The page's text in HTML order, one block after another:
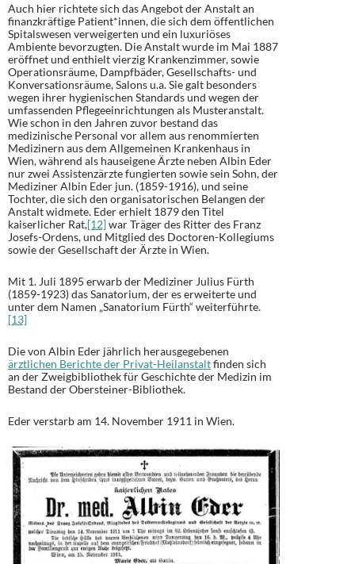
Auch hier richtete sich das Angebot der Anstalt an
finanzkräftige Patient*innen, die sich dem öffentlichen
Spitalswesen verweigerten und ein luxuriöses
Ambiente bevorzugten. Die Anstalt wurde im Mai 1887
eröffnet und enthielt vierzig Krankenzimmer, sowie
Operationsräume, Dampfbäder, Gesellschafts- und
Konversationsräume, Salons u.a. Sie galt besonders
wegen ihrer hygienischen Standards und wegen der
umfassenden Pflegeeinrichtungen als Musteranstalt.
Wie schon in den Jahren zuvor bestand das
medizinische Personal vor allem aus renommierten
Medizinern aus dem Allgemeinen Krankenhaus in
Wien, während als hauseigene Ärzte neben Albin Eder
nur zwei Assistenzärzte fungierten sowie sein Sohn, der
Mediziner Albin Eder jun. (1859-1916), und seine
Tochter, die sich den organisatorischen Belangen der
Anstalt widmete. Eder erhielt 1879 den Titel
kaiserlicher Rat,[12]war Träger des Ritter des Franz
Josefs-Ordens, und Mitglied des Doctoren-Kollegiums
sowie der Gesellschaft der Ärzte in Wien.
Mit 1. Juli 1895 erwarb der Mediziner Julius Fürth
(1859-1923) das Sanatorium, der es erweiterte und
unter dem Namen „Sanatorium Fürth“ weiterführte.
[13]
Die von Albin Eder jährlich herausgegebenen
ärztlichen Berichte der Privat-Heilanstaltfinden sich
an der Zweigbibliothek für Geschichte der Medizin im
Bestand der Obersteiner-Bibliothek.
Eder verstarb am 14. November 1911 in Wien.